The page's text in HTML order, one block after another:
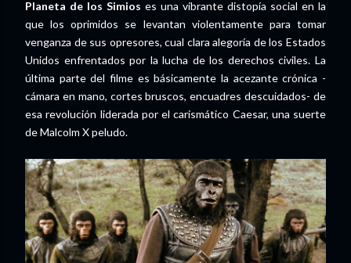
Planeta de los Simios es una vibrante distopía social en la
que los oprimidos se levantan violentamente para tomar
venganza de sus opresores, cual clara alegoría de los Estados
Unidos enfrentados por la lucha de los derechos civiles. La
última parte del filme es básicamente la acezante crónica -
cámara en mano, cortes bruscos, encuadres descuidados- de
esa revolución liderada por el carismático Caesar, una suerte
de Malcolm X peludo.